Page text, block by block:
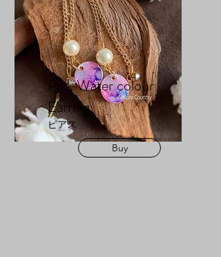
Pink Water colour
Earring
ピアス
Buy